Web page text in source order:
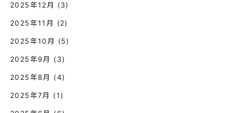
2025年12月 (3)
2025年11月 (2)
2025年10月 (5)
2025年9月 (3)
2025年8月 (4)
2025年7月 (1)